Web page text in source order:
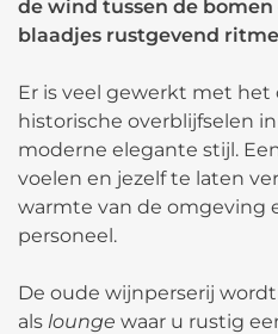
de wind tussen de
blaadjes rustgevend
Er is veel gewerkt met het
historische overblijfselen
moderne elegante stijl.
voelen en jezelf te laten
warmte van de omgeving
personeel.
De oude wijnperserij
als lounge waar u rustig